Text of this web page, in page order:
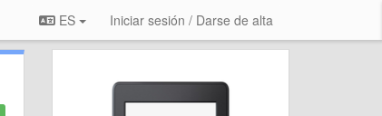
ES Iniciar sesión / Darse de alta